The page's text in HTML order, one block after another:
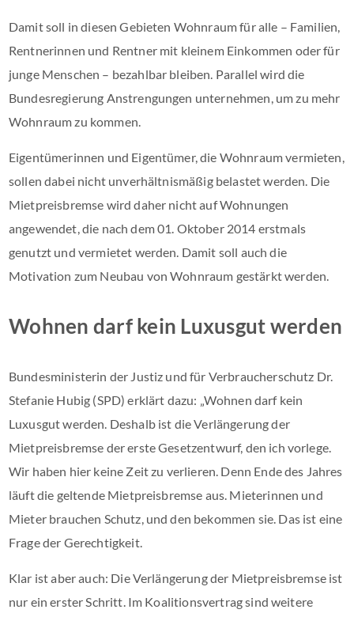
Damit soll in diesen Gebieten Wohnraum für alle – Familien,
Rentnerinnen und Rentner mit kleinem Einkommen oder für
junge Menschen – bezahlbar bleiben. Parallel wird die
Bundesregierung Anstrengungen unternehmen, um zu mehr
Wohnraum zu kommen.
Eigentümerinnen und Eigentümer, die Wohnraum vermieten,
sollen dabei nicht unverhältnismäßig belastet werden. Die
Mietpreisbremse wird daher nicht auf Wohnungen
angewendet, die nach dem 01. Oktober 2014 erstmals
genutzt und vermietet werden. Damit soll auch die
Motivation zum Neubau von Wohnraum gestärkt werden.
Wohnen darf kein Luxusgut werden
Bundesministerin der Justiz und für Verbraucherschutz Dr.
Stefanie Hubig (SPD) erklärt dazu: „Wohnen darf kein
Luxusgut werden. Deshalb ist die Verlängerung der
Mietpreisbremse der erste Gesetzentwurf, den ich vorlege.
Wir haben hier keine Zeit zu verlieren. Denn Ende des Jahres
läuft die geltende Mietpreisbremse aus. Mieterinnen und
Mieter brauchen Schutz, und den bekommen sie. Das ist eine
Frage der Gerechtigkeit.
Klar ist aber auch: Die Verlängerung der Mietpreisbremse ist
nur ein erster Schritt. Im Koalitionsvertrag sind weitere